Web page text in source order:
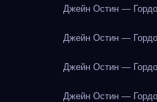
Джейн Остин —
Джейн Остин —
Джейн Остин —
Джейн Остин —